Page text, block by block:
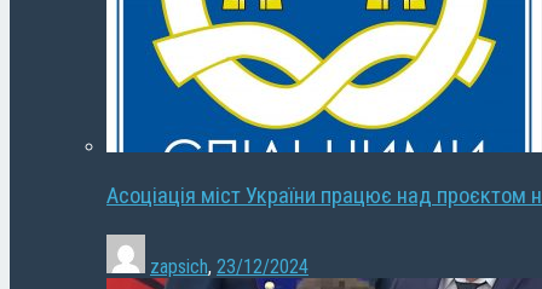
Асоціація міст України працює над проєктом
zapsich, 23/12/2024